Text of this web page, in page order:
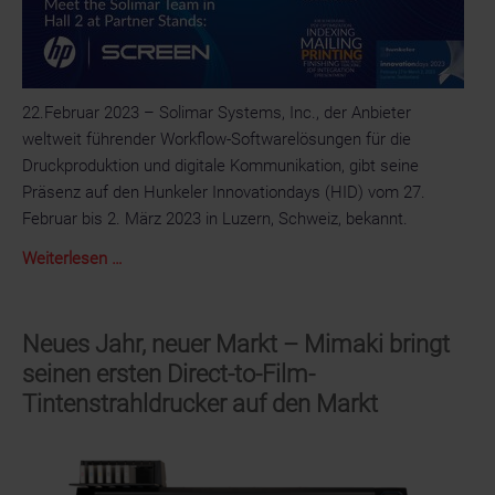
22.Februar 2023 – Solimar Systems, Inc., der Anbieter
weltweit führender Workflow-Softwarelösungen für die
Druckproduktion und digitale Kommunikation, gibt seine
Präsenz auf den Hunkeler Innovationdays (HID) vom 27.
Februar bis 2. März 2023 in Luzern, Schweiz, bekannt.
Weiterlesen …
auf
den
Hunkeler
Innovationdays
zusammen
Neues Jahr, neuer Markt – Mimaki bringt
seinen ersten Direct-to-Film-
Tintenstrahldrucker auf den Markt